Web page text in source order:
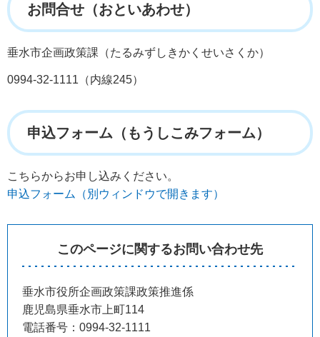
お問合せ（おといあわせ）
垂水市企画政策課（たるみずしきかくせいさくか）
0994-32-1111（内線245）
申込フォーム（もうしこみフォーム）
こちらからお申し込みください。
申込フォーム（別ウィンドウで開きます）
このページに関するお問い合わせ先
垂水市役所企画政策課政策推進係
鹿児島県垂水市上町114
電話番号：0994-32-1111